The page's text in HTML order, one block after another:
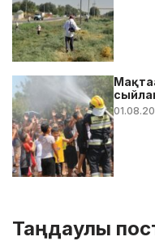
Таңдаулы